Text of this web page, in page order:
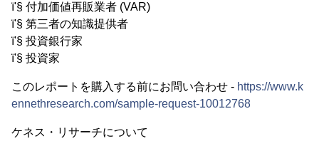
ï'§ 付加価値再販業者 (VAR)
ï'§ 第三者の知識提供者
ï'§ 投資銀行家
ï'§ 投資家
このレポートを購入する前にお問い合わせ - https://www.k
ennethresearch.com/sample-request-10012768
ケネス・リサーチについて